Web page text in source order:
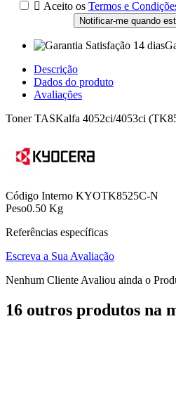
 Aceito os Termos e
Notificar-me quando
Descrição
Dados do produto
Avaliações
Toner TASKalfa 4052ci/4053ci
Código Interno KYOTK8525C-N
Peso0.50 Kg
Referências específicas
Escreva a Sua Avaliação
Nenhum Cliente Avaliou ainda o
16 outros produtos na